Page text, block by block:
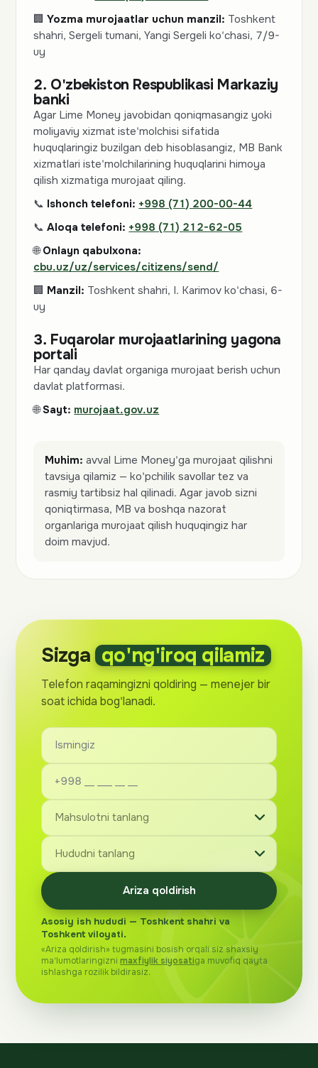
🏢Yozma murojaatlar uchun manzil: Toshkent
shahri, Sergeli tumani, Yangi Sergeli ko'chasi, 7/9-
uy
2. O'zbekiston Respublikasi Markaziy
banki
Agar Lime Money javobidan qoniqmasangiz yoki
moliyaviy xizmat iste'molchisi sifatida
huquqlaringiz buzilgan deb hisoblasangiz, MB Bank
xizmatlari iste'molchilarining huquqlarini himoya
qilish xizmatiga murojaat qiling.
📞 Ishonch telefoni: +998 (71) 200-00-44
📞Aloqa telefoni: +998 (71) 212-62-05
🌐Onlayn qabulxona:
cbu.uz/uz/services/citizens/send/
🏢 Manzil: Toshkent shahri, I. Karimov ko'chasi, 6-
uy
3. Fuqarolar murojaatlarining yagona
portali
Har qanday davlat organiga murojaat berish uchun
davlat platformasi.
🌐Sayt: murojaat.gov.uz
Muhim: avval Lime Money'ga murojaat qilishni
tavsiya qilamiz — ko'pchilik savollar tez va
rasmiy tartibsiz hal qilinadi. Agar javob sizni
qoniqtirmasa, MB va boshqa nazorat
organlariga murojaat qilish huquqingiz har
doim mavjud.
Sizga qo'ng'iroq qilamiz
Telefon raqamingizni qoldiring — menejer bir
soat ichida bog'lanadi.
Ariza qoldirish
Asosiy ish hududi — Toshkent shahri va
Toshkent viloyati.
«Ariza qoldirish» tugmasini bosish orqali siz shaxsiy
ma'lumotlaringiznimaxfiylik siyosatiga muvofiq qayta
ishlashga rozilik bildirasiz.